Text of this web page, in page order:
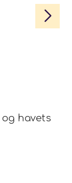
havets